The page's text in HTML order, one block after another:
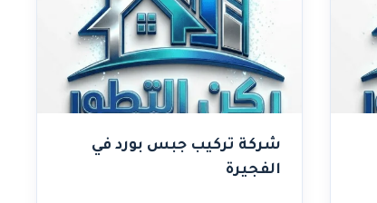
شركة تركيب جبس بورد في
الفجيرة